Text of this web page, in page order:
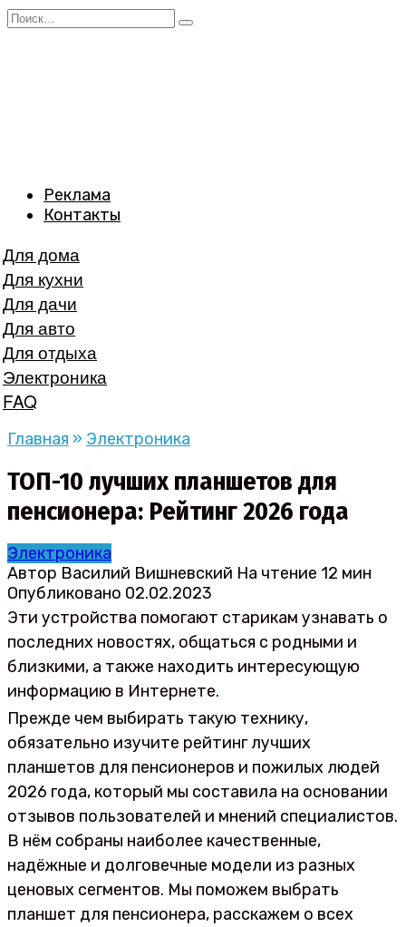
Перейти
Search
Реклама
Контакты
Для дома
Для кухни
Для дачи
Для авто
Для отдыха
Электроника
FAQ
Главная » Электроника
ТОП-10 лучших планшетов для
пенсионера: Рейтинг 2026 года
Электроника
Автор Василий Вишневский На чтение 12 мин
Опубликовано 02.02.2023
Эти устройства помогают старикам узнавать о
последних новостях, общаться с родными и
близкими, а также находить интересующую
информацию в Интернете.
Прежде чем выбирать такую технику,
обязательно изучите рейтинг лучших
планшетов для пенсионеров и пожилых людей
2026 года, который мы составила на основании
отзывов пользователей и мнений специалистов.
В нём собраны наиболее качественные,
надёжные и долговечные модели из разных
ценовых сегментов. Мы поможем выбрать
планшет для пенсионера, расскажем о всех